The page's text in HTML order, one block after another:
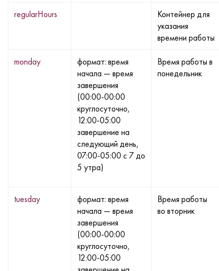
regularHours
Контейнер для
указания
времени работы
monday
формат: время
начала — время
завершения
(00:00-00:00
круглосуточно,
12:00-05:00
завершение на
следующий день,
07:00-05:00 с 7 до
5 утра)
Время работы в
понедельник
tuesday
формат: время
начала — время
завершения
(00:00-00:00
круглосуточно,
12:00-05:00
Время работы
во вторник